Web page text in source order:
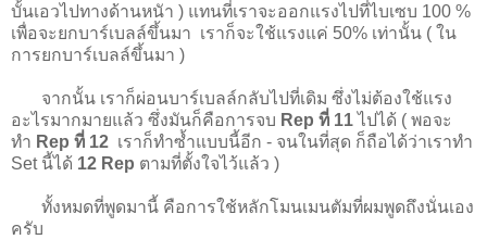
บั้นเอวไปทางด้านหนัา ) แทนที่เราจะออกแรงไปที่ไบเซบ 100 %
เพื่อจะยกบาร์เบลล์ขึ้นมา เราก็จะใช้แรงแค่ 50% เท่านั้น ( ใน
การยกบาร์เบลล์ขึ้นมา )
จากนั้น เราก็ผ่อนบาร์เบลล์กลับไปที่เดิม ซึ่งไม่ต้องใช้แรง
อะไรมากมายแล้ว ซึ่งมันก็คือการจบ Rep ที่ 11ไปได้ ( พอจะ
ทำ Rep ที่ 12 เราก็ทำซ้ำแบบนี้อีก - จนในที่สุด ก็ถือได้ว่าเราทำ
Set นี้ได้ 12 Rep ตามที่ตั้งใจไว้แล้ว )
ทั้งหมดที่พูดมานี้ คือการใช้หลักโมนเมนตัมที่ผมพูดถึงนั่นเอง
ครับ